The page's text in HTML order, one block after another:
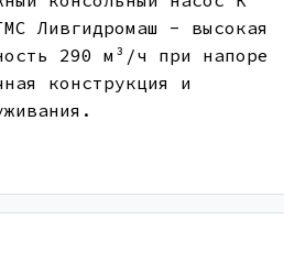
Ливгидромаш - высокая
290 м³/ч при напоре
конструкция и